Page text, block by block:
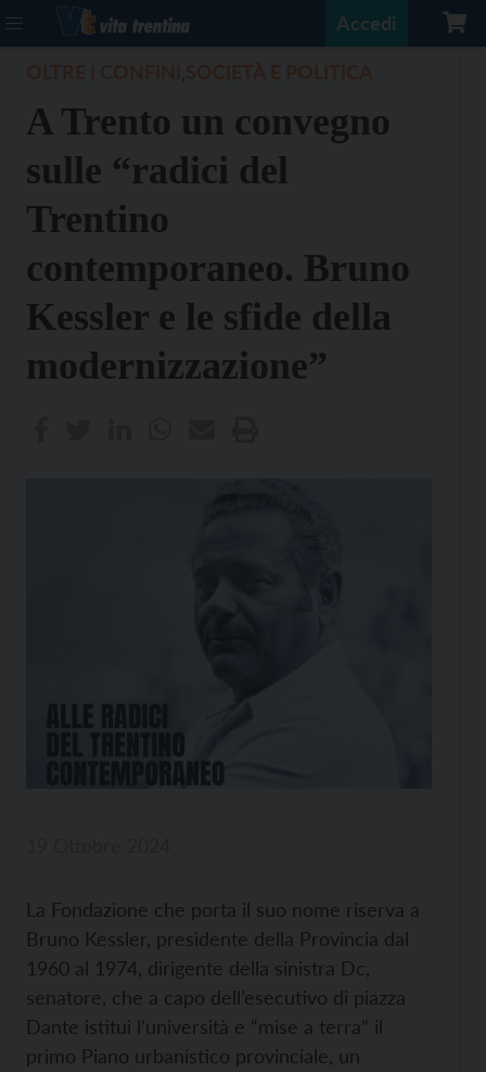
Accedi
,
A Trento un convegno
sulle “radici del
Trentino
contemporaneo. Bruno
Kessler e le sfide della
modernizzazione”
La Fondazione che porta il suo nome riserva a
Bruno Kessler, presidente della Provincia dal
1960 al 1974, dirigente della sinistra Dc,
senatore, che a capo dell’esecutivo di piazza
Dante istituì l’università e “mise a terra” il
primo Piano urbanistico provinciale, un